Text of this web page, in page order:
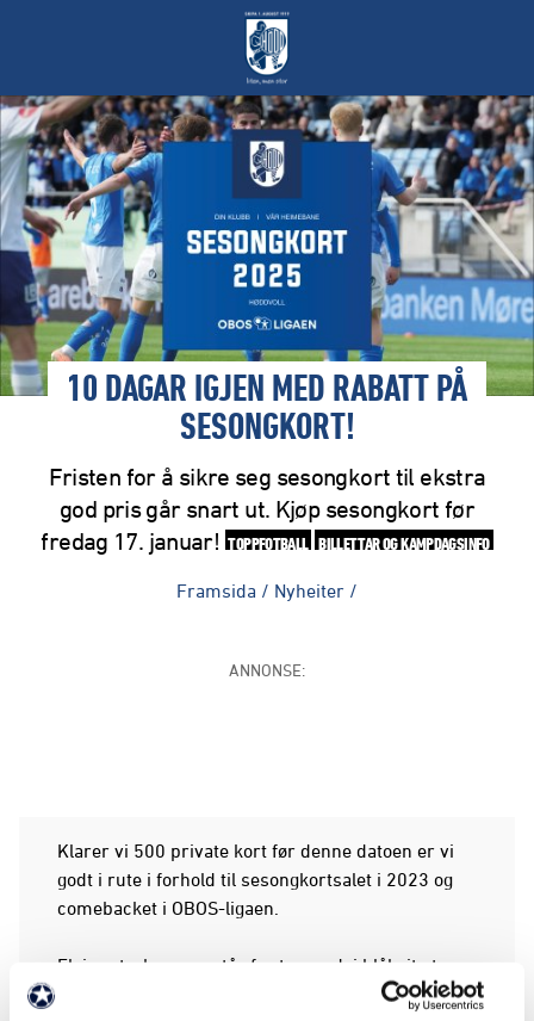
10 DAGAR IGJEN MED RABATT PÅ
SESONGKORT!
Fristen for å sikre seg sesongkort til ekstra
god pris går snart ut. Kjøp sesongkort før
fredag 17. januar! TOPPFOTBALL BILLETTAR OG KAMPDAGSINFO
Framsida / Nyheiter /
ANNONSE:
Klarer vi 500 private kort før denne datoen er vi
godt i rute i forhold til sesongkortsalet i 2023 og
comebacket i OBOS-ligaen.
Fleire storkampar står for tur og dei blåkvite treng
støtta frå deg. Bli med og støtt klubben i ditt hjarte